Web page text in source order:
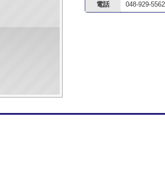
電話
048-929-5562